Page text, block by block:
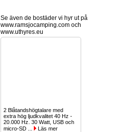
Se även de bostäder vi hyr ut på
www.ramsjocamping.com och
www.uthyres.eu
2 Blåtandshögtalare med
extra hög ljudkvalitet 40 Hz -
20.000 Hz. 30 Watt, USB och
micro-SD ...
Läs mer